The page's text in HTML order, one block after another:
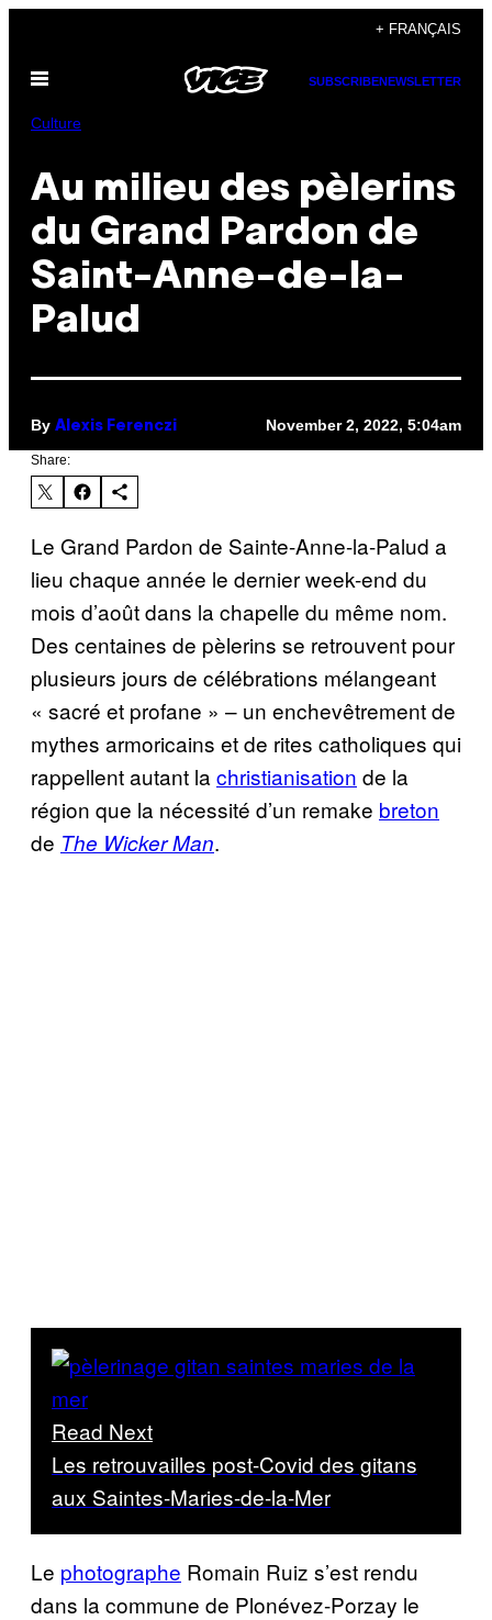
content
+ FRANÇAIS
Open
SUBSCRIBENEWSLETTER
Culture
Au milieu des pèlerins
du Grand Pardon de
Saint-Anne-de-la-
Palud
By Alexis Ferenczi November 2, 2022, 5:04am
Share:
Le Grand Pardon de Sainte-Anne-la-Palud a
lieu chaque année le dernier week-end du
mois d’août dans la chapelle du même nom.
Des centaines de pèlerins se retrouvent pour
plusieurs jours de célébrations mélangeant
« sacré et profane » – un enchevêtrement de
mythes armoricains et de rites catholiques qui
rappellent autant la christianisation de la
région que la nécessité d’un remake breton
de The Wicker Man.
Read Next
Les retrouvailles post-Covid des gitans
aux Saintes-Maries-de-la-Mer
Le photographe Romain Ruiz s’est rendu
dans la commune de Plonévez-Porzay le